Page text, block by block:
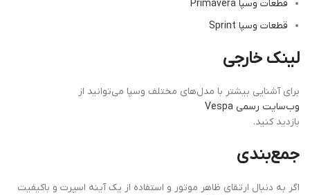
قطعات وسپا Primavera
قطعات وسپا Sprint
لینک خارجی
برای آشنایی بیشتر با مدل‌های مختلف وسپا می‌توانید از
وب‌سایت رسمی Vespa
بازدید کنید.
جمع‌بندی
اگر به دنبال ارتقای ظاهر موتور و استفاده از یک آینه اسپرت و باکیفیت